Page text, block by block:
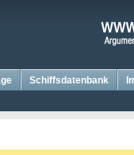
Schiffsdatenbank